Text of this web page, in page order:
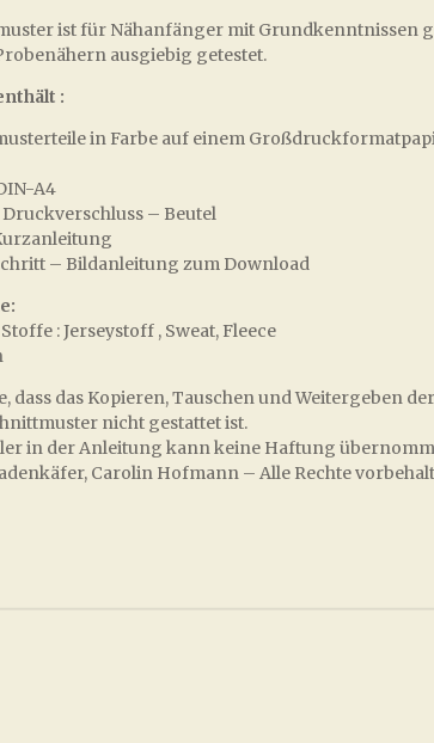
ist für Nähanfänger mit Grundkenntnissen
ausgiebig getestet.
:
in Farbe auf einem
A4
– Beutel
– Bildanleitung zum Download
: Jerseystoff , Sweat, Fleece
dass das Kopieren, Tauschen und Weitergeben
nicht gestattet ist.
in der Anleitung kann keine Haftung
Carolin Hofmann – Alle Rechte